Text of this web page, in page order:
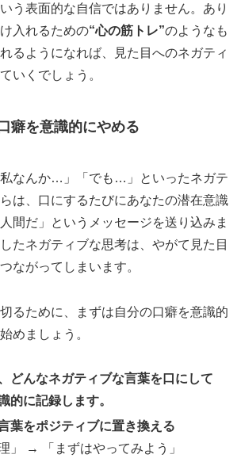
う表面的な自信ではありません。あり
入れるための“心の筋トレ”のようなも
るようになれば、見た目へのネガティ
いくでしょう。
癖を意識的にやめる
私なんか…」「でも…」といったネガテ
は、口にするたびにあなたの潜在意識
間だ」というメッセージを送り込みま
たネガティブな思考は、やがて見た目
ながってしまいます。
るために、まずは自分の口癖を意識的
めましょう。
どんなネガティブな言葉を口にして
的に記録します。
葉をポジティブに置き換える
」 → 「まずはやってみよう」